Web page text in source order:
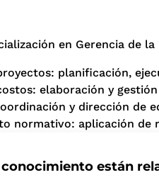
en Gerencia de
planificación,
elaboración y
y dirección de
normativo: aplicación de
conocimiento están